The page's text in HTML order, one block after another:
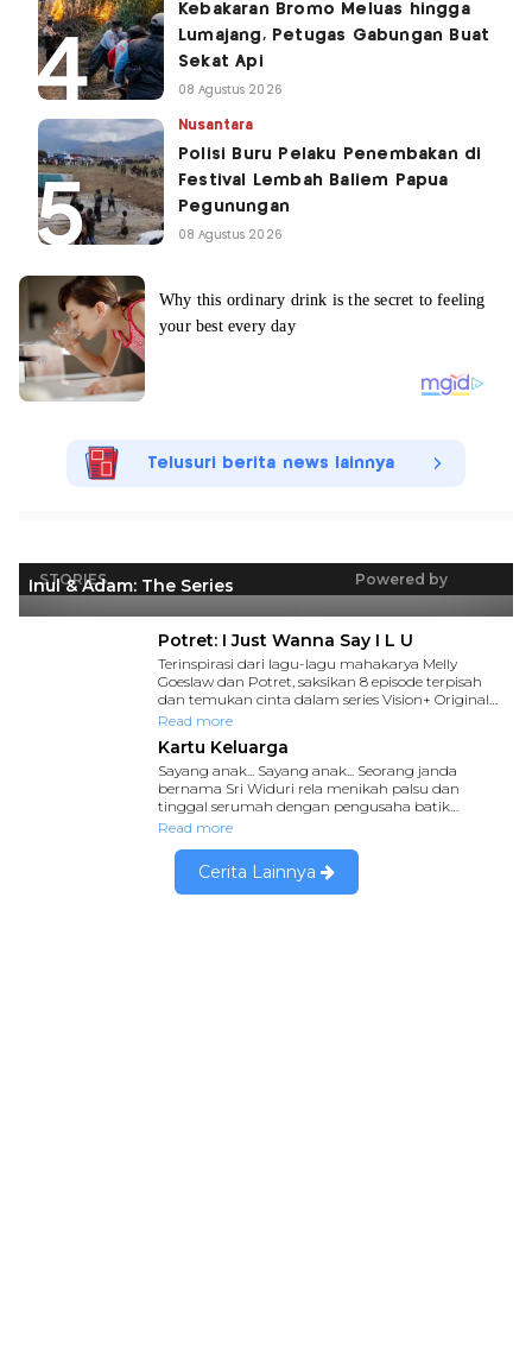
Kebakaran Bromo Meluas hingga
Lumajang, Petugas Gabungan Buat
Sekat Api
08 Agustus 2026
Nusantara
Polisi Buru Pelaku Penembakan di
Festival Lembah Baliem Papua
Pegunungan
08 Agustus 2026
Telusuri berita news lainnya